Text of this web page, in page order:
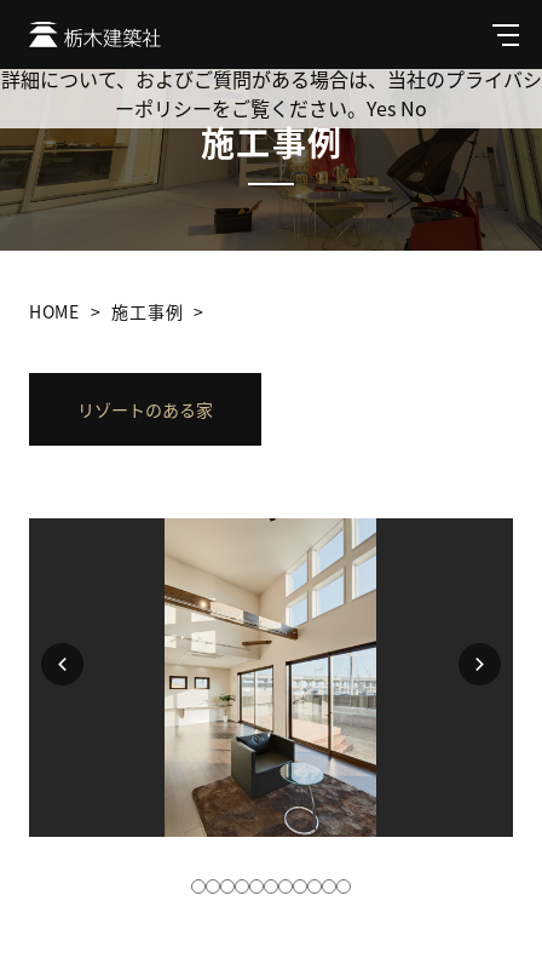
メ
ニ
ュ
施工事例
HOME 施工事例
リゾートのある家
Cookie を使用して、お客様の活動を追跡してもよろしいです
か? 当社ではお客様のプライバシーを極めて重視しています。
詳細について、およびご質問がある場合は、当社のプライバシ
ーポリシーをご覧ください。 Yes No